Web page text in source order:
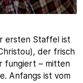
ersten Staffel ist
der frisch
fungiert – mitten
Anfangs ist vom